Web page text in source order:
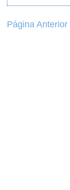
Página Anterior